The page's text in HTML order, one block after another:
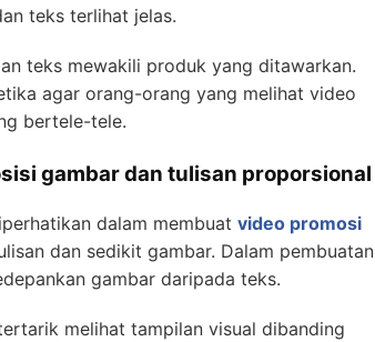
teks terlihat jelas.
teks mewakili produk yang ditawarkan.
agar orang-orang yang melihat video
bertele-tele.
gambar dan tulisan proporsional
dalam membuat video promosi
dan sedikit gambar. Dalam pembuatan
gambar daripada teks.
melihat tampilan visual dibanding